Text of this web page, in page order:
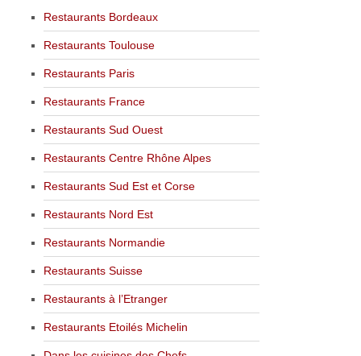
Restaurants Bordeaux
Restaurants Toulouse
Restaurants Paris
Restaurants France
Restaurants Sud Ouest
Restaurants Centre Rhône Alpes
Restaurants Sud Est et Corse
Restaurants Nord Est
Restaurants Normandie
Restaurants Suisse
Restaurants à l’Etranger
Restaurants Etoilés Michelin